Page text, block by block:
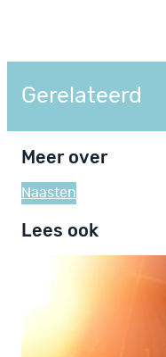
Gerelateerd
Meer over
Naasten
Lees ook